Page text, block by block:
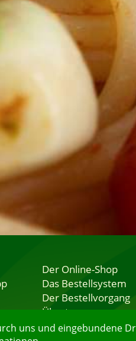
uns und eingebundene
Der Online-Shop
Das Bestellsystem
Der Bestellvorgang
Übertragung
Testshop